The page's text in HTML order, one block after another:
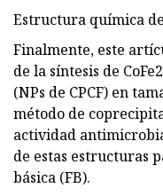
Estructura química
Finalmente, este
de la síntesis de
(NPs de CPCF) en
método de
actividad
de estas estructuras
básica (FB).